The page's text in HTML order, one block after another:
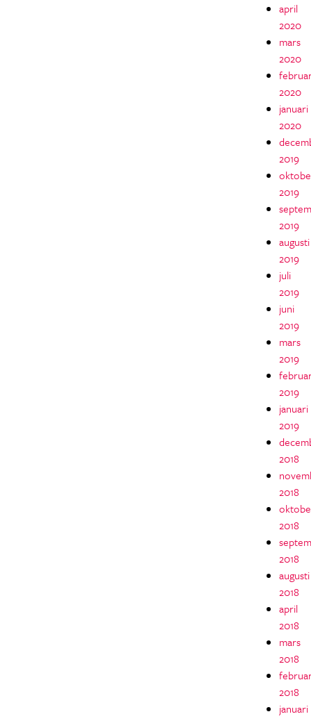
april
2020
mars
2020
2020
januari
2020
2019
2019
2019
augusti
2019
juli
2019
juni
2019
mars
2019
2019
januari
2019
2018
2018
2018
2018
augusti
2018
april
2018
mars
2018
2018
januari